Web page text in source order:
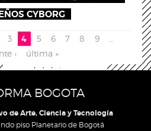
CYBORG
3 4 5 6 7 8 9
›
última »
BOGOTA
de Arte, Ciencia y Tecnología
piso Planetario de Bogotá